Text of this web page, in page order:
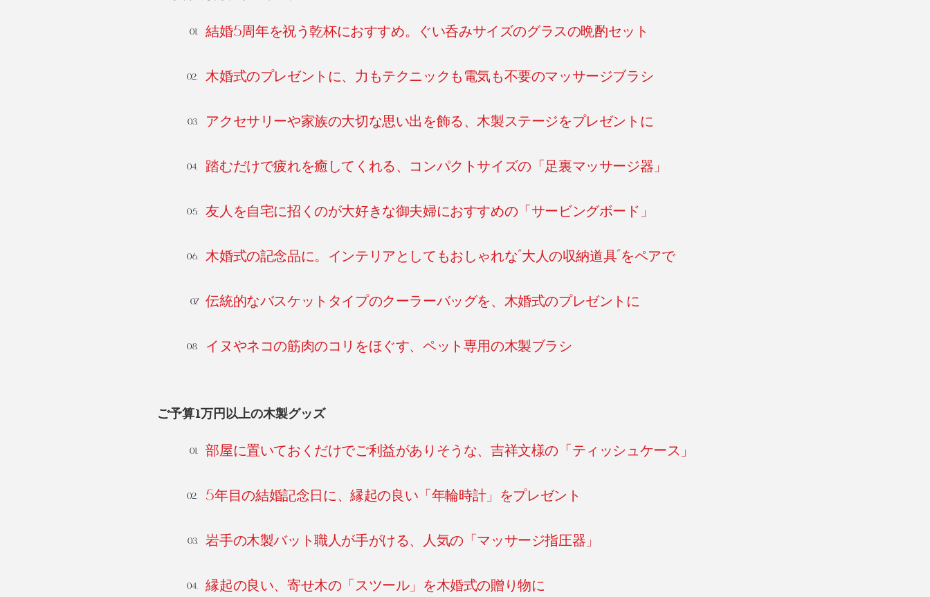
結婚5周年を祝う乾杯におすすめ。ぐい呑みサイズのグラスの晩酌セット
木婚式のプレゼントに、力もテクニックも電気も不要のマッサージブラシ
アクセサリーや家族の大切な思い出を飾る、木製ステージをプレゼントに
踏むだけで疲れを癒してくれる、コンパクトサイズの「足裏マッサージ器」
友人を自宅に招くのが大好きな御夫婦におすすめの「サービングボード」
木婚式の記念品に。インテリアとしてもおしゃれな“大人の収納道具”をペアで
伝統的なバスケットタイプのクーラーバッグを、木婚式のプレゼントに
イヌやネコの筋肉のコリをほぐす、ペット専用の木製ブラシ
ご予算1万円以上の木製グッズ
部屋に置いておくだけでご利益がありそうな、吉祥文様の「ティッシュケース」
5年目の結婚記念日に、縁起の良い「年輪時計」をプレゼント
岩手の木製バット職人が手がける、人気の「マッサージ指圧器」
縁起の良い、寄せ木の「スツール」を木婚式の贈り物に